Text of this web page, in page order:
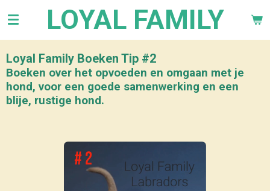
Ga
direct
naar
de
hoofdinhoud
LOYAL FAMILY
Loyal Family Boeken Tip #2
Boeken over het opvoeden en omgaan met je
hond, voor een goede samenwerking en een
blije, rustige hond.